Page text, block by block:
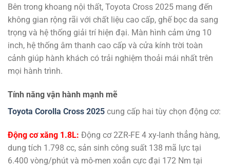
Bên trong khoang nội thất, Toyota Cross 2025 mang đến
không gian rộng rãi với chất liệu cao cấp, ghế bọc da sang
trọng và hệ thống giải trí hiện đại. Màn hình cảm ứng 10
inch, hệ thống âm thanh cao cấp và cửa kính trời toàn
cảnh giúp hành khách có trải nghiệm thoải mái nhất trên
mọi hành trình.
Tính năng vận hành mạnh mẽ
Toyota Corolla Cross 2025 cung cấp hai tùy chọn động cơ:
Động cơ xăng 1.8L: Động cơ 2ZR-FE 4 xy-lanh thẳng hàng,
dung tích 1.798 cc, sản sinh công suất 138 mã lực tại
6.400 vòng/phút và mô-men xoắn cực đại 172 Nm tại